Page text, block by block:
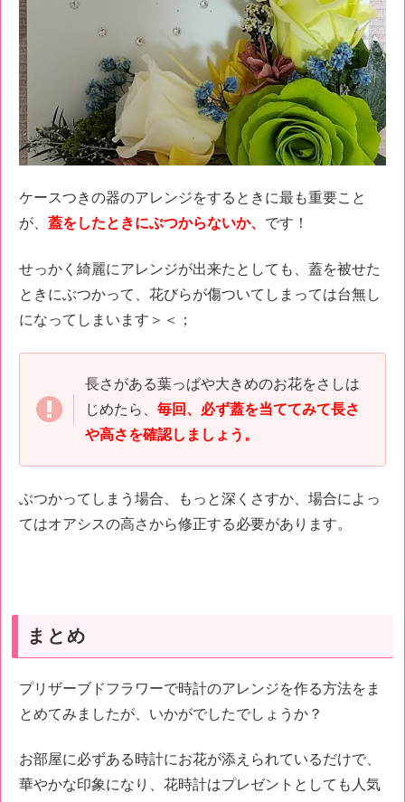
ケースつきの器のアレンジをするときに最も重要こと
が、 蓋をしたときにぶつからないか、 です！
せっかく綺麗にアレンジが出来たとしても、蓋を被せた
ときにぶつかって、花びらが傷ついてしまっては台無し
になってしまいます＞＜；
長さがある葉っぱや大きめのお花をさしは
じめたら、 毎回、必ず蓋を当ててみて長さ
や高さを確認しましょう。
ぶつかってしまう場合、もっと深くさすか、場合によっ
てはオアシスの高さから修正する必要があります。
まとめ
プリザーブドフラワーで時計のアレンジを作る方法をま
とめてみましたが、いかがでしたでしょうか？
お部屋に必ずある時計にお花が添えられているだけで、
華やかな印象になり、花時計はプレゼントとしても人気